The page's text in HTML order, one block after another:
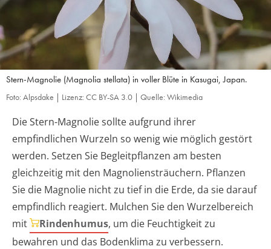
Stern-Magnolie (Magnolia stellata) in voller Blüte in Kasugai, Japan.
Foto: Alpsdake | Lizenz: CC BY-SA 3.0 | Quelle: Wikimedia
Die Stern-Magnolie sollte aufgrund ihrer
empfindlichen Wurzeln so wenig wie möglich gestört
werden. Setzen Sie Begleitpflanzen am besten
gleichzeitig mit den Magnoliensträuchern. Pflanzen
Sie die Magnolie nicht zu tief in die Erde, da sie darauf
empfindlich reagiert. Mulchen Sie den Wurzelbereich
mit
Rindenhumus, um die Feuchtigkeit zu
bewahren und das Bodenklima zu verbessern.